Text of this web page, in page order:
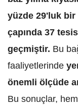
yüzde 29'luk bir
çapında 37
geçmiştir. Bu
faaliyetlerinde
önemli ölçüde
Bu sonuçlar,